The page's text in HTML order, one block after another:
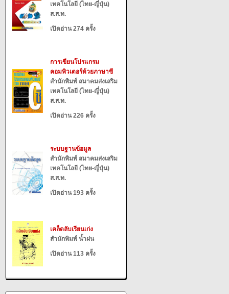
เทคโนโลยี (ไทย-ญี่ปุ่น)
ส.ส.ท.
เปิดอ่าน 274 ครั้ง
การเขียนโปรแกรม
คอมพิวเตอร์ด้วยภาษาซี
สำนักพิมพ์ สมาคมส่งเสริม
เทคโนโลยี (ไทย-ญี่ปุ่น)
ส.ส.ท.
เปิดอ่าน 226 ครั้ง
ระบบฐานข้อมูล
สำนักพิมพ์ สมาคมส่งเสริม
เทคโนโลยี (ไทย-ญี่ปุ่น)
ส.ส.ท.
เปิดอ่าน 193 ครั้ง
เคล็ดลับเรียนเก่ง
สำนักพิมพ์ น้ำฝน
เปิดอ่าน 113 ครั้ง